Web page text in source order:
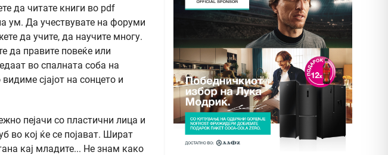
да читате книги во pdf
ум. Да учествувате на форуми
да учите, да научите многу.
да правите повеќе или
во спалната соба на
сјајот на сонцето и
пејачи со пластични лица и
во кој ќе се појават. Шират
кај младите... Не знам како